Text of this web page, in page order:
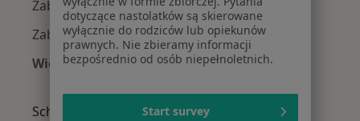
Zaburzenia emocjonalne w Brzegu
Zaburzenia emocjonalne w Świdnicy
Więcej (14)
Schorzenia w Wrocławiu
dotyczące nastolatków są skierowane
wyłącznie do rodziców lub opiekunów
prawnych. Nie zbieramy informacji
bezpośrednio od osób niepełnoletnich.
Start survey